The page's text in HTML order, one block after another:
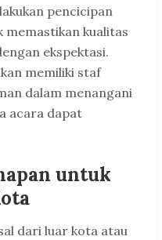
pencicipan
memastikan kualitas
ekspektasi.
memiliki staf
dalam menangani
acara dapat
untuk
dari luar kota atau